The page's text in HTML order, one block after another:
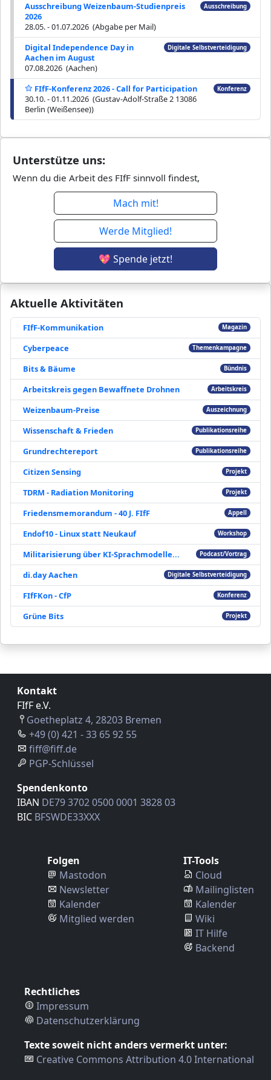
Ausschreibung Weizenbaum-Studienpreis
2026
28.05. - 01.07.2026 (Abgabe per Mail)
Ausschreibung
Digital Independence Day in
Aachen im August
07.08.2026 (Aachen)
Digitale Selbstverteidigung
FIfF-Konferenz 2026 - Call for Participation
30.10. - 01.11.2026 (Gustav-Adolf-Straße 2 13086
Berlin (Weißensee))
Konferenz
Aktuelle Aktivitäten
FIfF-Kommunikation Magazin
Cyberpeace Themenkampagne
Bits & Bäume Bündnis
Arbeitskreis gegen Bewaffnete Drohnen Arbeitskreis
Weizenbaum-Preise Auszeichnung
Wissenschaft & Frieden Publikationsreihe
Grundrechtereport Publikationsreihe
Citizen Sensing Projekt
TDRM - Radiation Monitoring Projekt
Friedensmemorandum - 40 J. FIfF Appell
Endof10 - Linux statt Neukauf Workshop
Militarisierung über KI-Sprachmodelle... Podcast/Vortrag
di.day Aachen Digitale Selbstverteidigung
FIfFKon - CfP Konferenz
Grüne Bits Projekt
Unterstütze uns:
Wenn du die Arbeit des FIfF sinnvoll findest,
Mach mit!
Werde Mitglied!
💖 Spende jetzt!
Kontakt
FIfF e.V.
Goetheplatz 4, 28203 Bremen
+49 (0) 421 - 33 65 92 55
fiff@fiff.de
PGP-Schlüssel
Spendenkonto
IBAN DE79 3702 0500 0001 3828 03
BIC BFSWDE33XXX
Folgen
Mastodon
Newsletter
Kalender
Mitglied werden
IT-Tools
Cloud
Mailinglisten
Kalender
Wiki
IT Hilfe
Backend
Rechtliches
Impressum
Datenschutzerklärung
Texte soweit nicht anders vermerkt unter:
Creative Commons Attribution 4.0 International